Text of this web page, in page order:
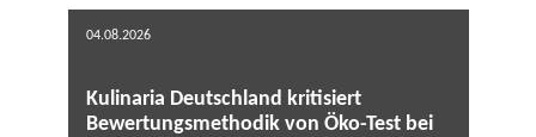
04.08.2026
Kulinaria Deutschland kritisiert
Bewertungsmethodik von Öko-Test bei